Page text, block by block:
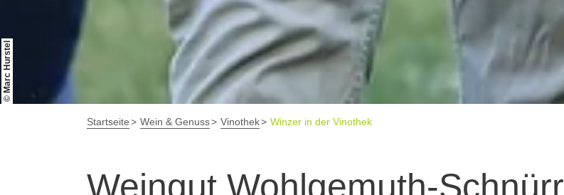
© Marc Hurstel
Startseite Wein & Genuss Vinothek Winzer in der Vinothek
Weingut Wohlgemuth-Schnürr